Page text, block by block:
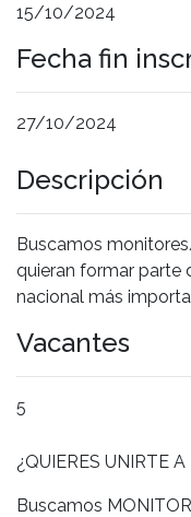
15/10/2024
Fecha fin
27/10/2024
Descripción
Buscamos
quieran formar parte
nacional más
Vacantes
5
¿QUIERES UNIRTE
Buscamos